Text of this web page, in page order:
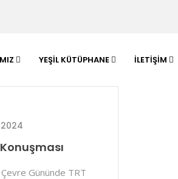
YEŞIL KÜTÜPHANE İLETIŞIM
Gününde TRT